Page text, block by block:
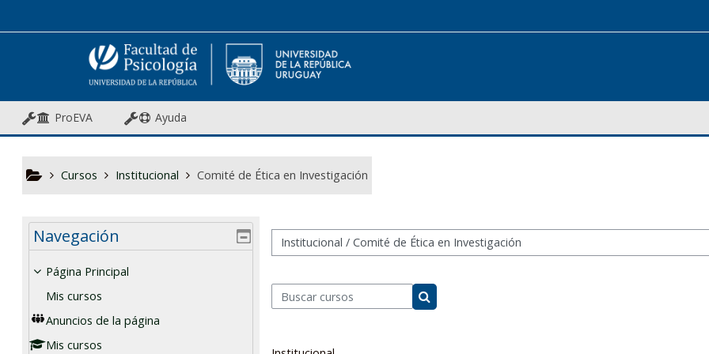
ProEVA Ayuda
Cursos Institucional Comité de Ética en Investigación
Categorías
Buscar cursos
Buscar cursos
Navegación
Página Principal
Mis cursos
Anuncios de la página
Mis cursos